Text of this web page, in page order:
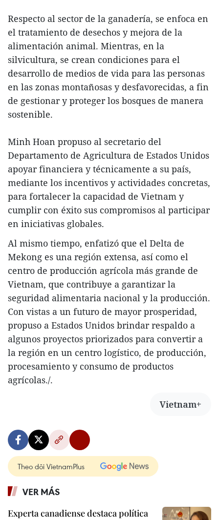
Respecto al sector de la ganadería, se enfoca en
el tratamiento de desechos y mejora de la
alimentación animal. Mientras, en la
silvicultura, se crean condiciones para el
desarrollo de medios de vida para las personas
en las zonas montañosas y desfavorecidas, a fin
de gestionar y proteger los bosques de manera
sostenible.
Minh Hoan propuso al secretario del
Departamento de Agricultura de Estados Unidos
apoyar financiera y técnicamente a su país,
mediante los incentivos y actividades concretas,
para fortalecer la capacidad de Vietnam y
cumplir con éxito sus compromisos al participar
en iniciativas globales.
Al mismo tiempo, enfatizó que el Delta de
Mekong es una región extensa, así como el
centro de producción agrícola más grande de
Vietnam, que contribuye a garantizar la
seguridad alimentaria nacional y la producción.
Con vistas a un futuro de mayor prosperidad,
propuso a Estados Unidos brindar respaldo a
algunos proyectos priorizados para convertir a
la región en un centro logístico, de producción,
procesamiento y consumo de productos
agrícolas./.
Vietnam+
Theo dõi VietnamPlus
VER MÁS
Experta canadiense destaca política